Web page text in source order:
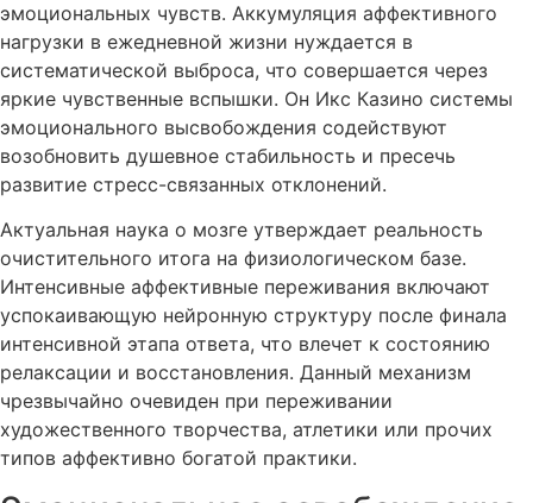
эмоциональных чувств. Аккумуляция аффективного
нагрузки в ежедневной жизни нуждается в
систематической выброса, что совершается через
яркие чувственные вспышки. Он Икс Казино системы
эмоционального высвобождения содействуют
возобновить душевное стабильность и пресечь
развитие стресс-связанных отклонений.
Актуальная наука о мозге утверждает реальность
очистительного итога на физиологическом базе.
Интенсивные аффективные переживания включают
успокаивающую нейронную структуру после финала
интенсивной этапа ответа, что влечет к состоянию
релаксации и восстановления. Данный механизм
чрезвычайно очевиден при переживании
художественного творчества, атлетики или прочих
типов аффективно богатой практики.